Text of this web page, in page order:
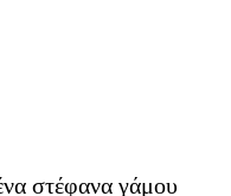
στέφανα γάμου